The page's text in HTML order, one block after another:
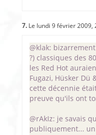
7.Le lundi 9 février 2009,
@klak:
?) classiques des
les Red Hot
Fugazi, Hüsker Dü
cette décennie
preuve qu'ils ont
@rAkIz: je savais
publiquement...